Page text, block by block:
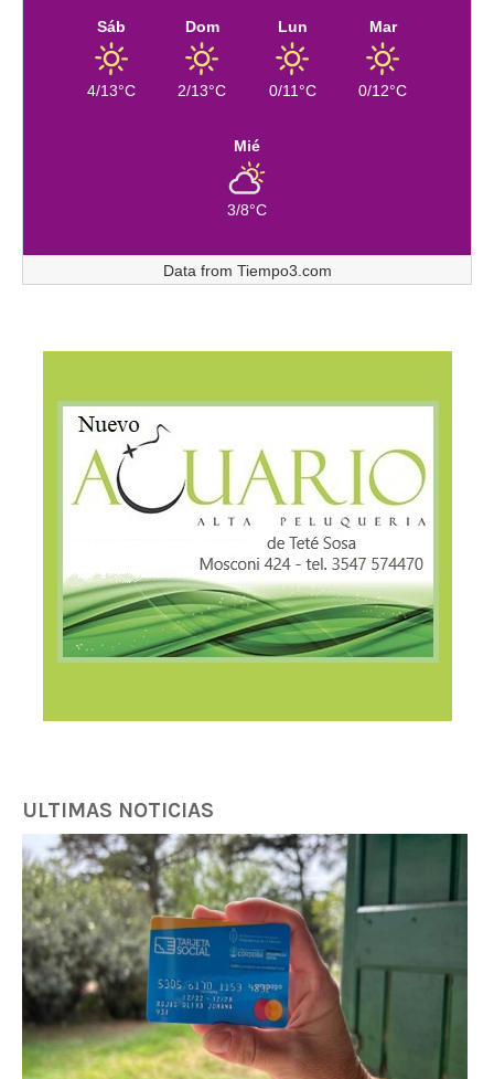
Sáb
4/13°C
Dom
2/13°C
Lun
0/11°C
Mar
0/12°C
Mié
3/8°C
Data from Tiempo3.com
ULTIMAS NOTICIAS